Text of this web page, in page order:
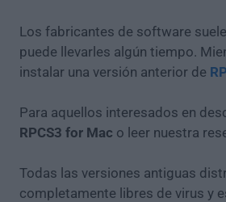
Los fabricantes de software
puede llevarles algún tiempo.
instalar una versión anterior de
Para aquellos interesados en
RPCS3 for Mac o leer nuestra
Todas las versiones antiguas
completamente libres de virus y